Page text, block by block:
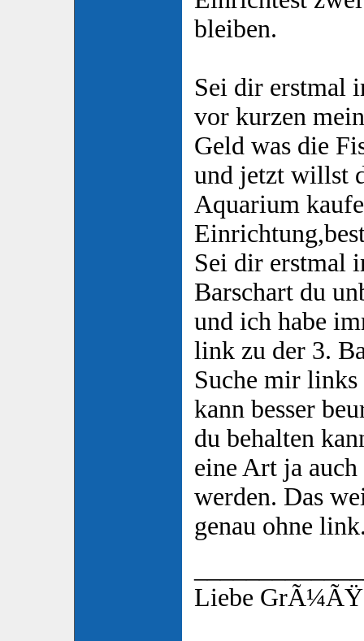
bleiben.
Sei dir erstmal
vor kurzen
Geld was die
und jetzt willst
Aquarium
Sei dir erstmal
Barschart du
und ich habe
link zu der 3.
Suche mir
kann besser
du behalten
eine Art ja
werden. Das
genau ohne
Liebe